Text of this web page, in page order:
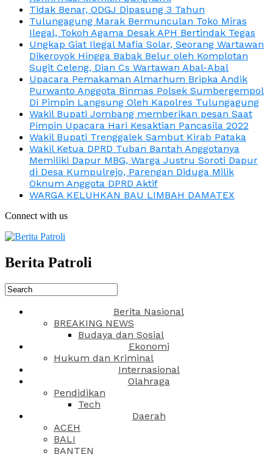
Tidak Benar, ODGJ Dipasung 3 Tahun
Tulungagung Marak Bermunculan Toko Miras
Ilegal, Tokoh Agama Desak APH Bertindak Tegas
Ungkap Giat Ilegal Mafia Solar, Seorang Wartawan
Dikeroyok Hingga Babak Belur oleh Komplotan
Sugit Celeng, Dian Cs Wartawan Abal-Abal
Upacara Pemakaman Almarhum Bripka Andik
Purwanto Anggota Binmas Polsek Sumbergempol
Di Pimpin Langsung Oleh Kapolres Tulungagung
Wakil Bupati Jombang memberikan pesan Saat
Pimpin Upacara Hari Kesaktian Pancasila 2022
Wakil Bupati Trenggalek Sambut Kirab Pataka
Wakil Ketua DPRD Tuban Bantah Anggotanya
Memiliki Dapur MBG, Warga Justru Soroti Dapur
di Desa Kumpulrejo, Parengan Diduga Milik
Oknum Anggota DPRD Aktif
WARGA KELUHKAN BAU LIMBAH DAMATEX
Connect with us
Berita Patroli
Berita Nasional
BREAKING NEWS
Budaya dan Sosial
Ekonomi
Hukum dan Kriminal
Internasional
Olahraga
Pendidikan
Tech
Daerah
ACEH
BALI
BANTEN